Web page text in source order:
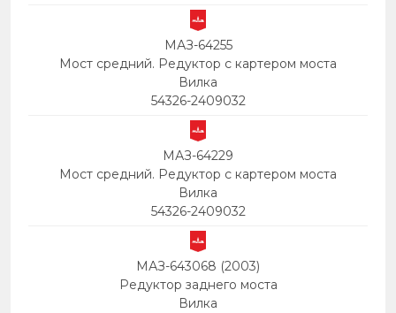
МАЗ-64255
Мост средний. Редуктор с картером моста
Вилка
54326-2409032
МАЗ-64229
Мост средний. Редуктор с картером моста
Вилка
54326-2409032
МАЗ-643068 (2003)
Редуктор заднего моста
Вилка